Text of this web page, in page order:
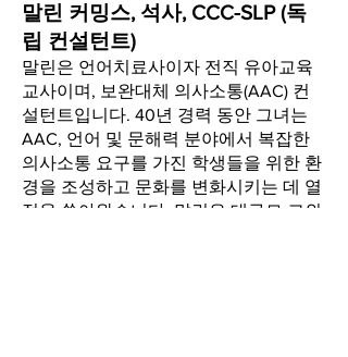
말린 커밍스, 석사, CCC-SLP (독
립 컨설턴트)
말린은 언어치료사이자 전직 유아교육
교사이며, 보완대체 의사소통(AAC) 컨
설턴트입니다. 40년 경력 동안 그녀는
AAC, 언어 및 문해력 분야에서 복잡한
의사소통 요구를 가진 학생들을 위한 환
경을 조성하고 문화를 변화시키는 데 열
정을 쏟아왔습니다. 말린은 대규모 교외